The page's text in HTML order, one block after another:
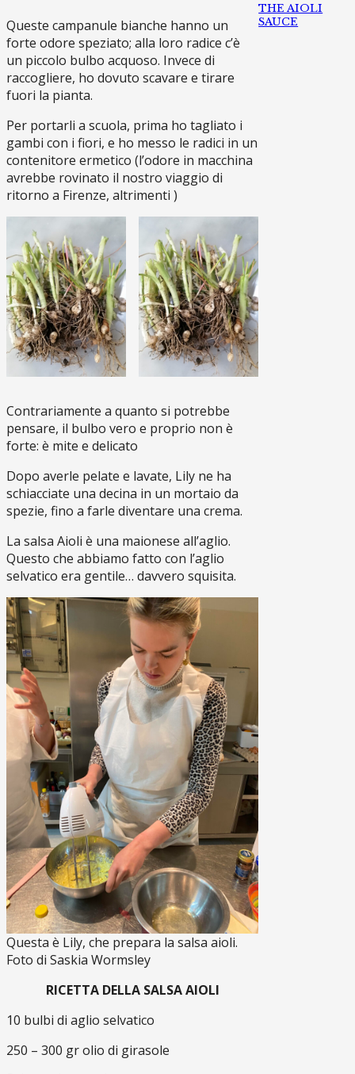
Queste campanule bianche hanno un
forte odore speziato; alla loro radice c’è
un piccolo bulbo acquoso. Invece di
raccogliere, ho dovuto scavare e tirare
fuori la pianta.
Per portarli a scuola, prima ho tagliato i
gambi con i fiori, e ho messo le radici in un
contenitore ermetico (l’odore in macchina
avrebbe rovinato il nostro viaggio di
ritorno a Firenze, altrimenti )
Contrariamente a quanto si potrebbe
pensare, il bulbo vero e proprio non è
forte: è mite e delicato
Dopo averle pelate e lavate, Lily ne ha
schiacciate una decina in un mortaio da
spezie, fino a farle diventare una crema.
La salsa Aioli è una maionese all’aglio.
Questo che abbiamo fatto con l’aglio
selvatico era gentile… davvero squisita.
Questa è Lily, che prepara la salsa aioli.
Foto di Saskia Wormsley
RICETTA DELLA SALSA AIOLI
10 bulbi di aglio selvatico
250 – 300 gr olio di girasole
THE AIOLI
SAUCE